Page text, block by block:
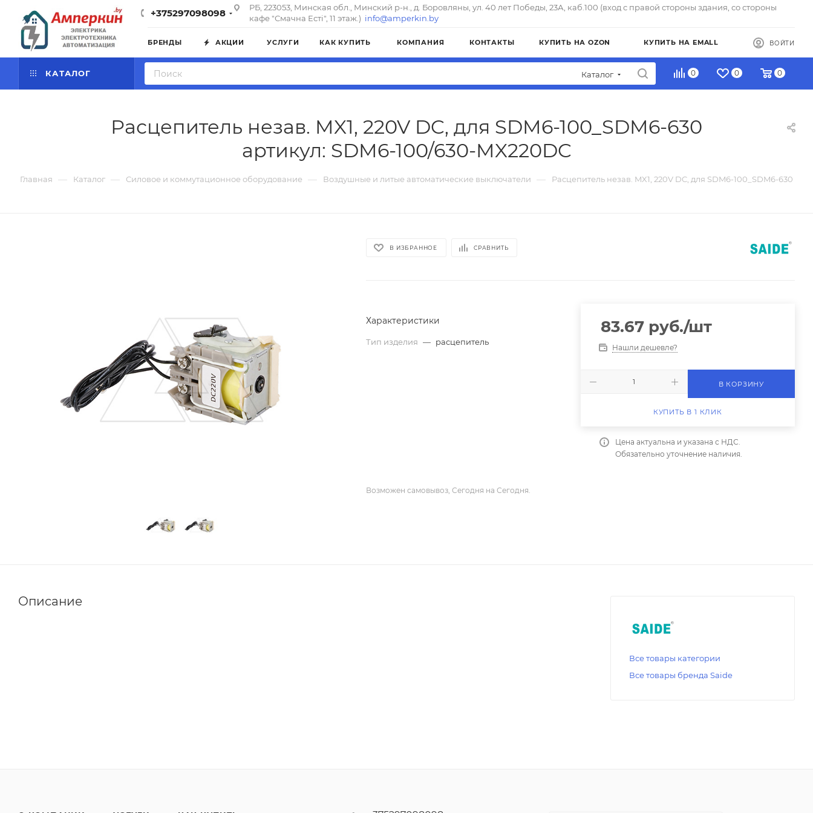
+375297098098
РБ, 223053, Минская обл., Минский р-н., д. Боровляны, ул. 40 лет Победы, 23А, каб.100 (вход с правой стороны здания, со стороны
кафе "Смачна Естi", 11 этаж.) info@amperkin.by
БРЕНДЫ АКЦИИ УСЛУГИ КАК КУПИТЬ КОМПАНИЯ КОНТАКТЫ КУПИТЬ НА OZON КУПИТЬ НА EMALL ВОЙТИ
КАТАЛОГ Каталог 0 0 0
Расцепитель незав. MX1, 220V DC, для SDM6-100_SDM6-630
артикул: SDM6-100/630-MX220DC
Главная — Каталог — Силовое и коммутационное оборудование — Воздушные и литые автоматические выключатели — Расцепитель незав. MX1, 220V DC, для SDM6-100_SDM6-630
В ИЗБРАННОЕ СРАВНИТЬ
Характеристики
Тип изделия — расцепитель
83.67руб./шт
Нашли дешевле?
В КОРЗИНУ
КУПИТЬ В 1 КЛИК
Цена актуальна и указана с НДС.
Обязательно уточнение наличия.
Возможен самовывоз, Сегодня на Сегодня.
Описание
Все товары категории
Все товары бренда Saide